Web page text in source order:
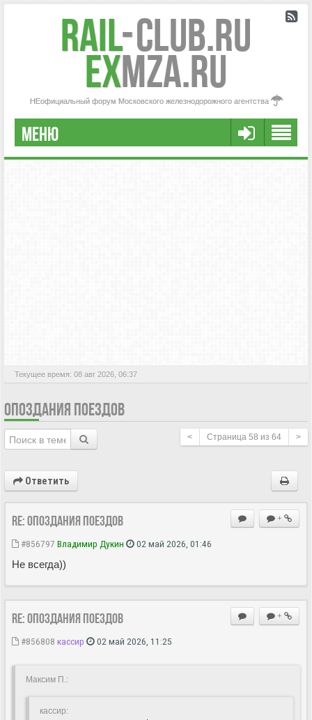
Rail-Club.RU
exMZA.RU
НЕофициальный форум Московского железнодорожного агентства
МЕНЮ
РЕГИСТРАЦИЯ
Текущее время: 08 авг 2026, 06:37
ОПОЗДАНИЯ ПОЕЗДОВ
< Страница 58 из 64 >
Ответить
+
Re: Опоздания поездов
#856797 Владимир Дукин 02 май 2026, 01:46
Не всегда))
+
Re: Опоздания поездов
#856808 кассир 02 май 2026, 11:25
Максим П.:
кассир: